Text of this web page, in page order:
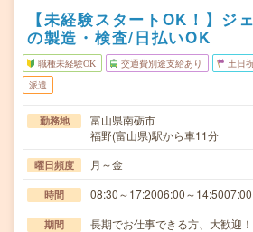
【未経験スタートOK！】ジ
の製造・検査/日払いOK
職種未経験OK 交通費別途支給あり 土日
派遣
勤務地
富山県南砺市
福野(富山県)駅から車11分
曜日頻度 月～金
時間 08:30～17:2006:00～
期間 長期でお仕事できる方、大歓迎！